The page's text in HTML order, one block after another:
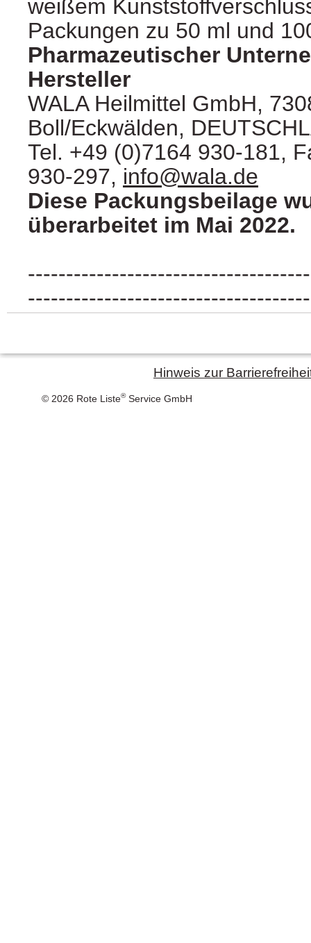
weißem
Packungen zu 50 ml und
Pharmazeutischer
Hersteller
WALA Heilmittel GmbH,
Boll/Eckwälden,
Tel. +49 (0)7164 930-181,
930-297, info@wala.de
Diese Packungsbeilage
überarbeitet im Mai 2022.
Hinweis zur
© 2026 Rote Liste®Service GmbH